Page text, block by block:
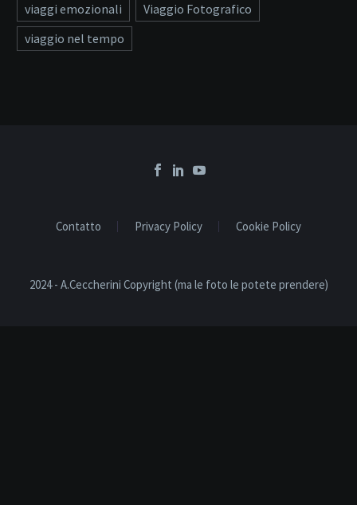
viaggi emozionali
Viaggio Fotografico
viaggio nel tempo
Contatto Privacy Policy Cookie Policy
2024 - A.Ceccherini Copyright (ma le foto le potete prendere)